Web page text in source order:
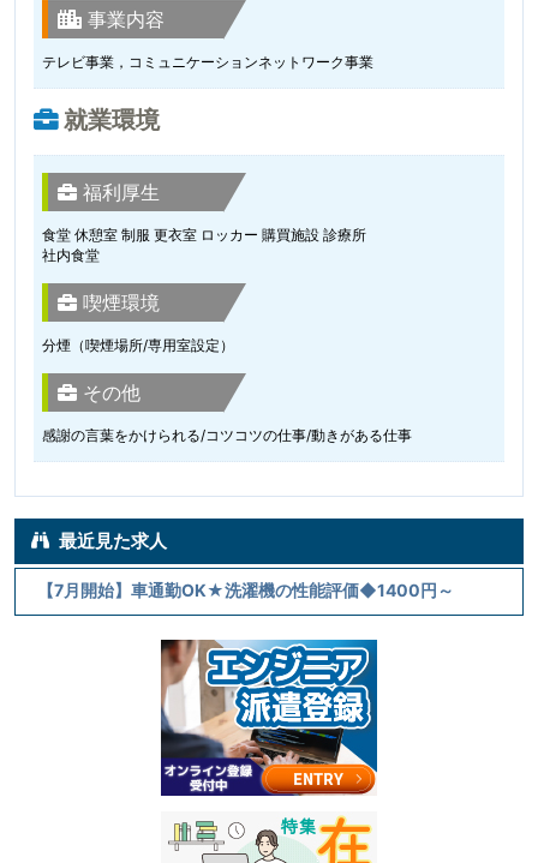
事業内容
テレビ事業，コミュニケーションネットワーク事業
就業環境
福利厚生
食堂 休憩室 制服 更衣室 ロッカー 購買施設 診療所
社内食堂
喫煙環境
分煙（喫煙場所/専用室設定）
その他
感謝の言葉をかけられる/コツコツの仕事/動きがある仕事
最近見た求人
【7月開始】車通勤OK★洗濯機の性能評価◆1400円～